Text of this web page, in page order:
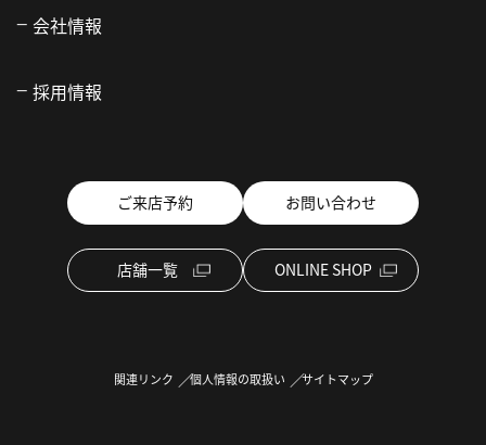
会社情報
採用情報
ご来店予約 お問い合わせ
店舗一覧 ONLINE SHOP
関連リンク 個人情報の取扱い サイトマップ